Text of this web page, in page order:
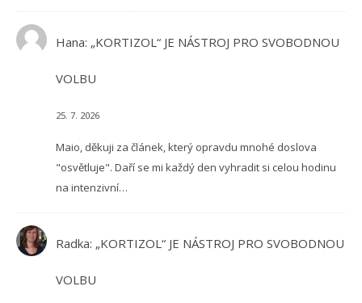
Hana: „KORTIZOL“ JE NÁSTROJ PRO SVOBODNOU
VOLBU
25. 7. 2026
Maio, děkuji za článek, který opravdu mnohé doslova
"osvětluje". Daří se mi každý den vyhradit si celou hodinu
na intenzivní…
Radka: „KORTIZOL“ JE NÁSTROJ PRO SVOBODNOU
VOLBU